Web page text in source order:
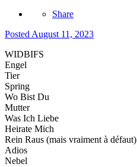
Share
Posted August 11, 2023
WIDBIFS
Engel
Tier
Spring
Wo Bist Du
Mutter
Was Ich Liebe
Heirate Mich
Rein Raus (mais vraiment à défaut)
Adios
Nebel